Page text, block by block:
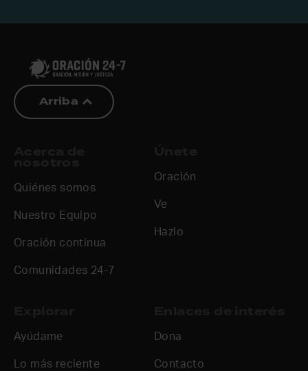
Arriba
Quiénes somos
Nuestro Equipo
Oración continua
Comunidades 24-7
Oración
Ve
Hazlo
Ayúdame
Lo más reciente
Dona
Contacto